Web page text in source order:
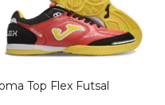
Top Flex Futsal